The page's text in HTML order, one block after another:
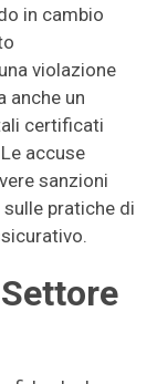
in cambio
violazione
anche un
certificati
accuse
sanzioni
pratiche di